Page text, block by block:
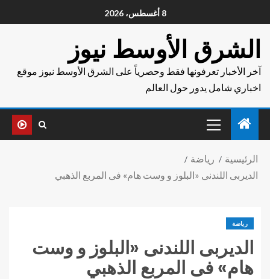
8 أغسطس، 2026
الشرق الأوسط نيوز
آخر الأخبار تعرفونها فقط وحصرياً على الشرق الأوسط نيوز موقع
اخباري شامل يدور حول العالم
الرئيسية
رياضة
الديربى اللندنى «البلوز و وست هام» فى المربع الذهبي
رياضة
الديربى اللندنى «البلوز و وست
هام» فى المربع الذهبي